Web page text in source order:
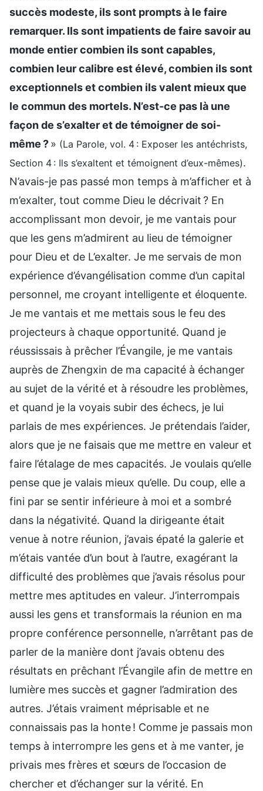
succès modeste, ils sont prompts à le faire
remarquer. Ils sont impatients de faire savoir au
monde entier combien ils sont capables,
combien leur calibre est élevé, combien ils sont
exceptionnels et combien ils valent mieux que
le commun des mortels. N’est-ce pas là une
façon de s’exalter et de témoigner de soi-
même ?» (La Parole, vol. 4 : Exposer les antéchrists,
Section 4 : Ils s’exaltent et témoignent d’eux-mêmes).
N’avais-je pas passé mon temps à m’afficher et à
m’exalter, tout comme Dieu le décrivait ? En
accomplissant mon devoir, je me vantais pour
que les gens m’admirent au lieu de témoigner
pour Dieu et de L’exalter. Je me servais de mon
expérience d’évangélisation comme d’un capital
personnel, me croyant intelligente et éloquente.
Je me vantais et me mettais sous le feu des
projecteurs à chaque opportunité. Quand je
réussissais à prêcher l’Évangile, je me vantais
auprès de Zhengxin de ma capacité à échanger
au sujet de la vérité et à résoudre les problèmes,
et quand je la voyais subir des échecs, je lui
parlais de mes expériences. Je prétendais l’aider,
alors que je ne faisais que me mettre en valeur et
faire l’étalage de mes capacités. Je voulais qu’elle
pense que je valais mieux qu’elle. Du coup, elle a
fini par se sentir inférieure à moi et a sombré
dans la négativité. Quand la dirigeante était
venue à notre réunion, j’avais épaté la galerie et
m’étais vantée d’un bout à l’autre, exagérant la
difficulté des problèmes que j’avais résolus pour
mettre mes aptitudes en valeur. J’interrompais
aussi les gens et transformais la réunion en ma
propre conférence personnelle, n’arrêtant pas de
parler de la manière dont j’avais obtenu des
résultats en prêchant l’Évangile afin de mettre en
lumière mes succès et gagner l’admiration des
autres. J’étais vraiment méprisable et ne
connaissais pas la honte ! Comme je passais mon
temps à interrompre les gens et à me vanter, je
privais mes frères et sœurs de l’occasion de
chercher et d’échanger sur la vérité. En